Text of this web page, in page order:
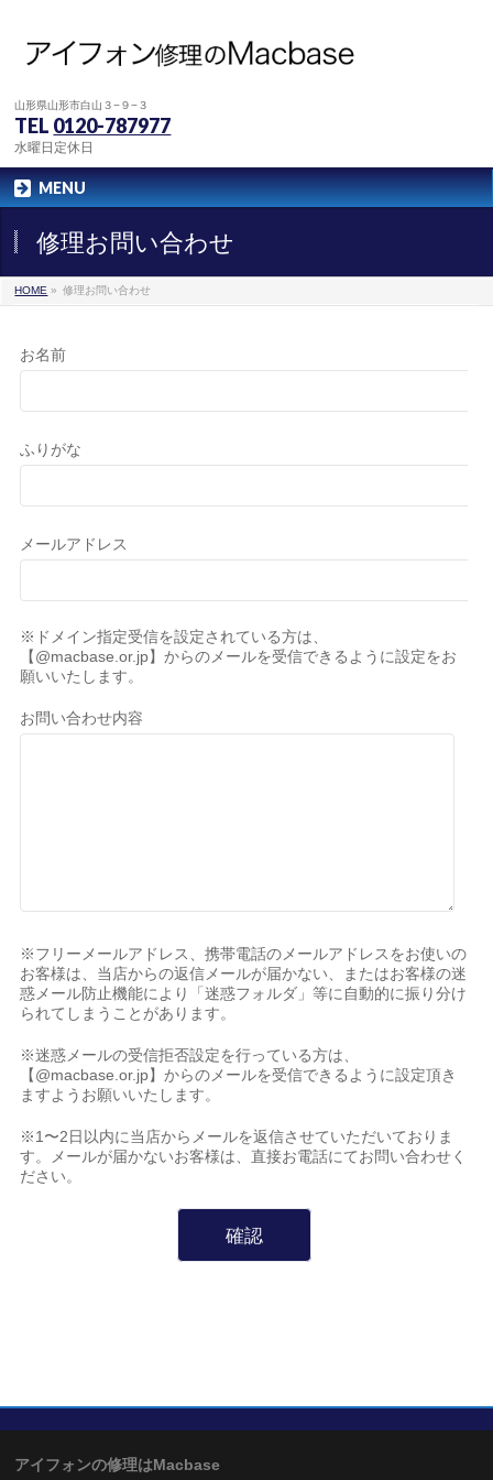
山形県山形市白山３−９−３
TEL 0120-787977
水曜日定休日
MENU
修理お問い合わせ
HOME » 修理お問い合わせ
お名前
ふりがな
メールアドレス
※ドメイン指定受信を設定されている方は、
【@macbase.or.jp】からのメールを受信できるように設定をお
願いいたします。
お問い合わせ内容
※フリーメールアドレス、携帯電話のメールアドレスをお使いの
お客様は、当店からの返信メールが届かない、またはお客様の迷
惑メール防止機能により「迷惑フォルダ」等に自動的に振り分け
られてしまうことがあります。
※迷惑メールの受信拒否設定を行っている方は、
【@macbase.or.jp】からのメールを受信できるように設定頂き
ますようお願いいたします。
※1〜2日以内に当店からメールを返信させていただいておりま
す。メールが届かないお客様は、直接お電話にてお問い合わせく
ださい。
アイフォンの修理はMacbase